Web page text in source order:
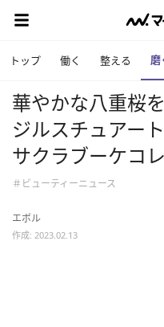
トップ 働く 整える 磨
華やかな八重桜
ジルスチュアー
サクラブーケコ
＃ビューティーニュース
エボル
作成: 2023.02.13